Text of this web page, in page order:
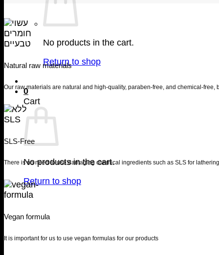
No products in the cart.
Return to shop
0
Cart
No products in the cart.
Return to shop
Natural raw materials
Our raw materials are natural and high-quality, paraben-free, and chemical-free,
SLS-Free
There is no need to use damaging chemical ingredients such as SLS for
Vegan formula
It is important for us to use vegan formulas for our products